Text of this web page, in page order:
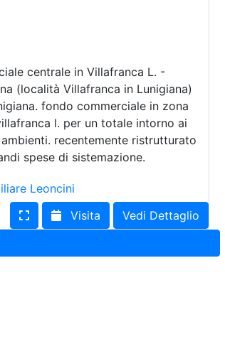
centrale in Villafranca L. -
(località Villafranca in Lunigiana)
fondo commerciale in zona
l. per un totale intorno ai
recentemente ristrutturato
spese di sistemazione.
Leoncini
Visita
Vedi Dettaglio